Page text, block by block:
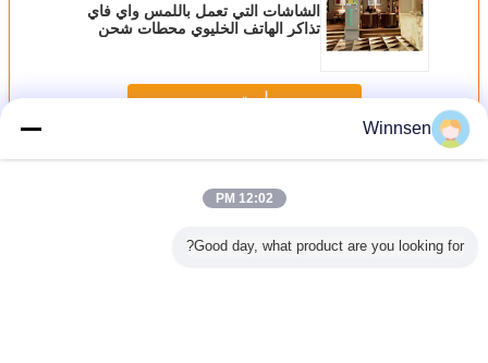
الشاشات التي تعمل باللمس واي فاي
تذاكر الهاتف الخليوي محطات شحن
استمر
أكثرمحطات شحن الهاتف الخليوي
Winnsen
12:02 PM
Good day, what product are you looking for?